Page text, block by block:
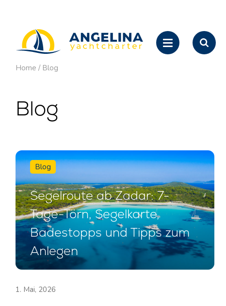
Home / Blog
Blog
Blog
Segelroute ab Zadar: 7-
Tage-Törn, Segelkarte,
Badestopps und Tipps zum
Anlegen
1. Mai, 2026